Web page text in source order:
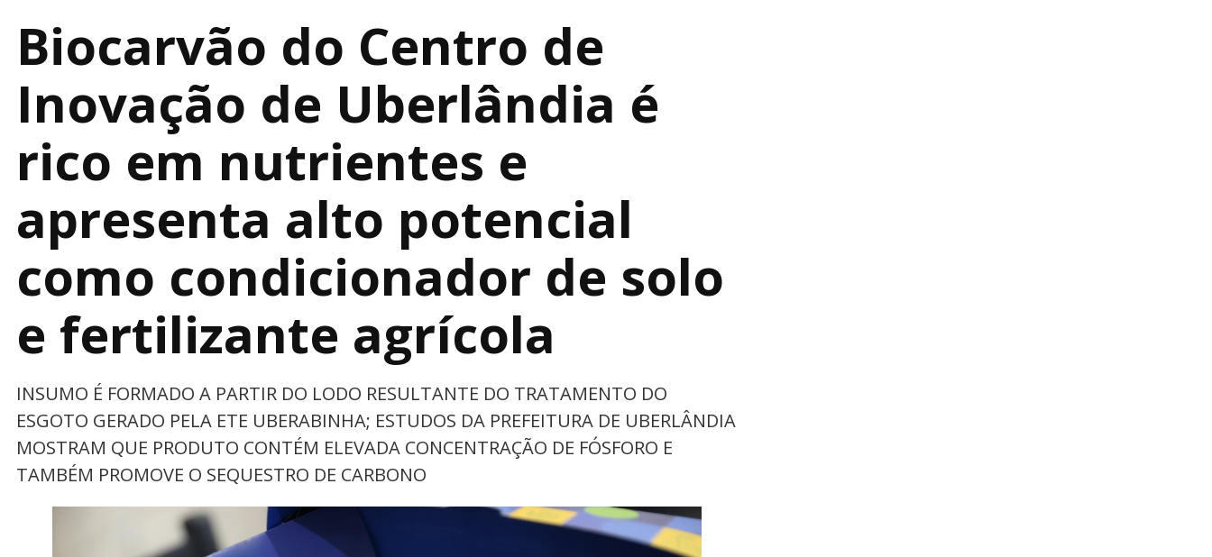
Biocarvão do Centro de
Inovação de Uberlândia é
rico em nutrientes e
apresenta alto potencial
como condicionador de solo
e fertilizante agrícola
INSUMO É FORMADO A PARTIR DO LODO RESULTANTE DO TRATAMENTO DO
ESGOTO GERADO PELA ETE UBERABINHA; ESTUDOS DA PREFEITURA DE UBERLÂNDIA
MOSTRAM QUE PRODUTO CONTÉM ELEVADA CONCENTRAÇÃO DE FÓSFORO E
TAMBÉM PROMOVE O SEQUESTRO DE CARBONO